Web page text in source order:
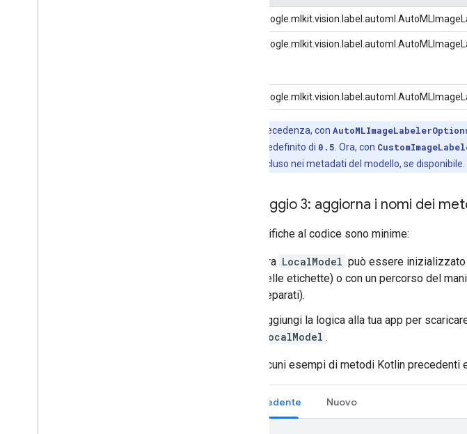
in precedenza, con
attendibilità predefinito di 0.5 . Ora, con
attendibilità incluso nei metadati del modello, se
Passaggio 3: aggiorna i nomi dei
Le modifiche al codice sono minime:
Ora LocalModel può essere
delle etichette) o con un percorso del
separati).
Aggiungi la logica alla tua app per
LocalModel .
Ecco alcuni esempi di metodi Kotlin precedenti
Precedente Nuovo